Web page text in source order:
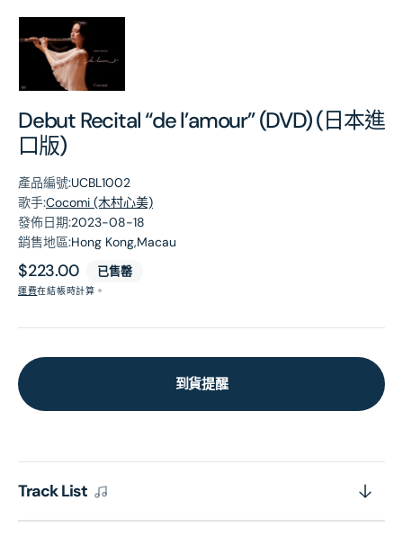
Debut Recital “de l’amour” (DVD) (日本進
口版)
產品編號:UCBL1002
歌手:Cocomi (木村心美)
發佈日期:2023-08-18
銷售地區:Hong Kong,Macau
原
價
$223.00 已售罄
運費在結帳時計算。
到貨提醒
Track List